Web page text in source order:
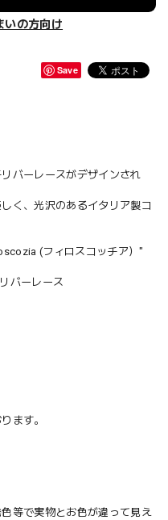
いの方向け
Save
バーレースがデザインされ
く、光沢のあるイタリア製コ
(フィロスコッチア）"
バーレース
ます。
等で実物とお色が違って見え